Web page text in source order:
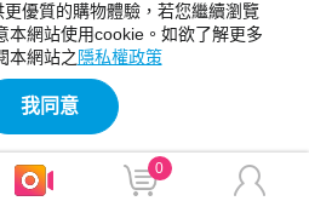
優質的購物體驗，若您繼續瀏覽
本網站使用cookie。如欲了解更多
本網站之 隱私權政策
我同意
0